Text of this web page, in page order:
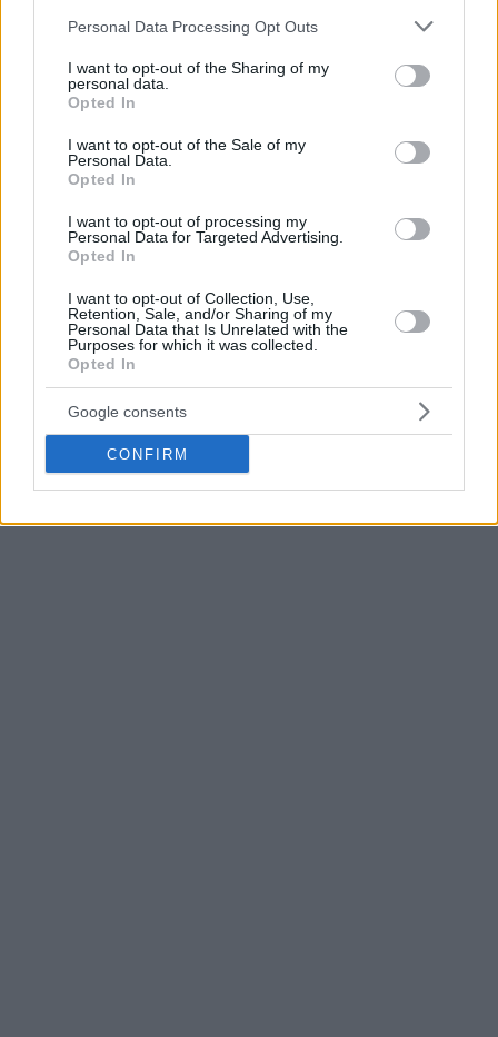
Please note that this website/app uses one or more Google
not limited to your visit or usage behaviour. You may click to
grant or deny consent to Google and its third-party tags to
use your data for below specified purposes in below Google
consent section.
Personal Data Processing Opt Outs
I want to opt-out of the Sharing of my
personal data.
Opted In
I want to opt-out of the Sale of my
Personal Data.
Opted In
I want to opt-out of processing my
Personal Data for Targeted Advertising.
Opted In
I want to opt-out of Collection, Use,
Retention, Sale, and/or Sharing of my
Personal Data that Is Unrelated with the
Purposes for which it was collected.
Opted In
Google consents
CONFIRM
Kalimera!!! ☀️☕️😁
📩@EvanFourmizzhas a message for you!
#OlympiacosBC
—Olympiacos B.C. (@Olympiacos _BC)
September 5, 2024